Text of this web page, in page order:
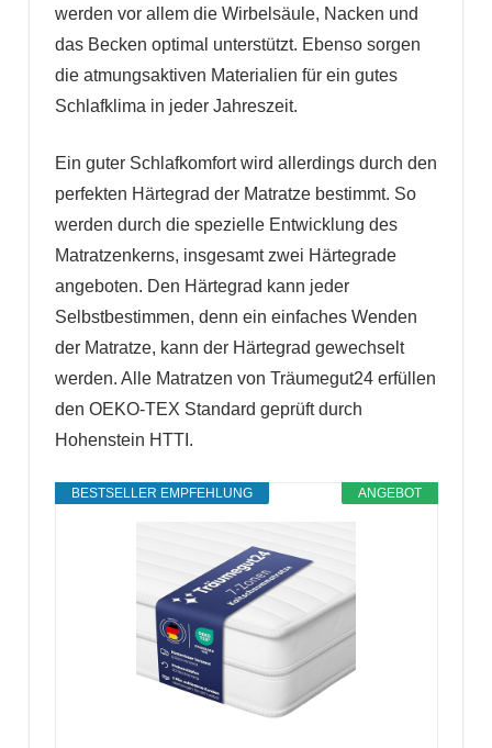
werden vor allem die Wirbelsäule, Nacken und
das Becken optimal unterstützt. Ebenso sorgen
die atmungsaktiven Materialien für ein gutes
Schlafklima in jeder Jahreszeit.
Ein guter Schlafkomfort wird allerdings durch den
perfekten Härtegrad der Matratze bestimmt. So
werden durch die spezielle Entwicklung des
Matratzenkerns, insgesamt zwei Härtegrade
angeboten. Den Härtegrad kann jeder
Selbstbestimmen, denn ein einfaches Wenden
der Matratze, kann der Härtegrad gewechselt
werden. Alle Matratzen von Träumegut24 erfüllen
den OEKO-TEX Standard geprüft durch
Hohenstein HTTI.
ANGEBOT
BESTSELLER EMPFEHLUNG